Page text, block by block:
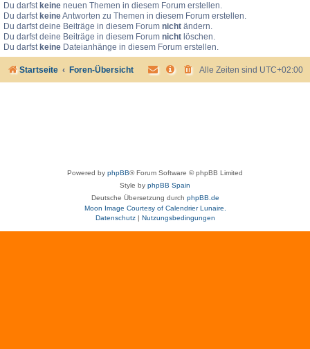
Du darfst keine neuen Themen in diesem Forum erstellen.
Du darfst keineAntworten zu Themen in diesem Forum erstellen.
Du darfst deine Beiträge in diesem Forum nicht ändern.
Du darfst deine Beiträge in diesem Forum nicht löschen.
Du darfst keine Dateianhänge in diesem Forum erstellen.
Startseite Foren-Übersicht Alle Zeiten sind UTC+02:00
Powered by phpBB® Forum Software © phpBB Limited
Style by phpBB Spain
Deutsche Übersetzung durch phpBB.de
Moon Image Courtesy of Calendrier Lunaire.
Datenschutz| Nutzungsbedingungen